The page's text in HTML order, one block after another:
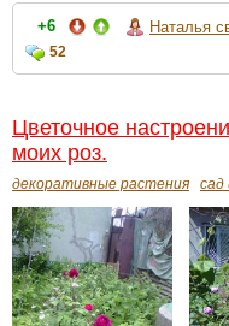
+6 Наталья
52
Цветочное
моих роз.
декоративные растения сад